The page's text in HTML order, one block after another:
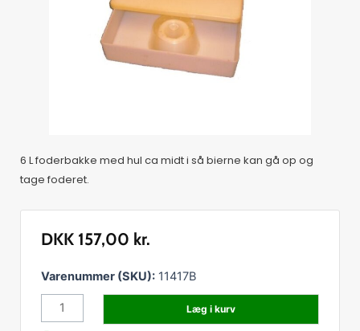
6 L foderbakke med hul ca midt i så bierne kan gå op og
tage foderet.
DKK 157,00 kr.
Varenummer (SKU):11417B
Foderbakke
6
Læg i kurv